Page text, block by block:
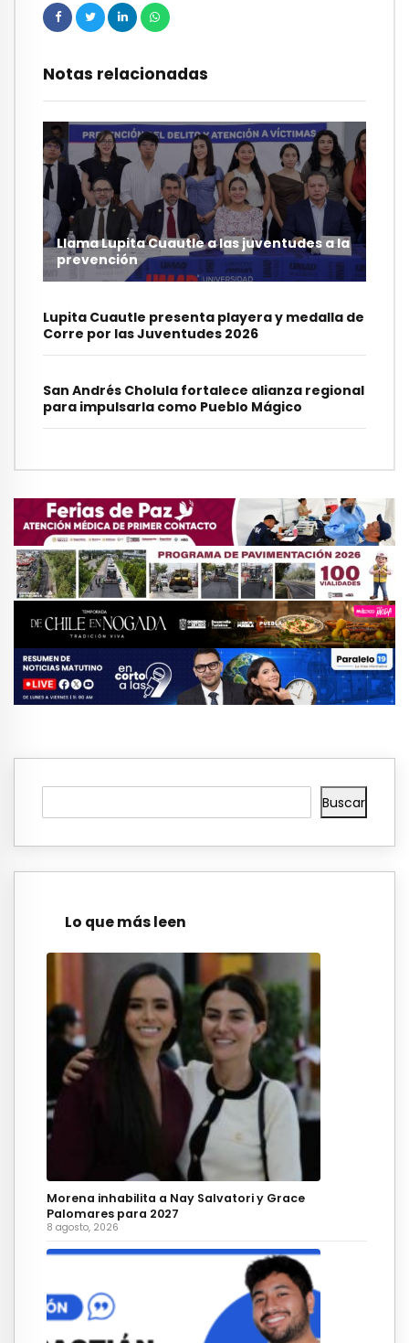
Notas relacionadas
Llama Lupita Cuautle a las juventudes a la
prevención
Lupita Cuautle presenta playera y medalla de
Corre por las Juventudes 2026
San Andrés Cholula fortalece alianza regional
para impulsarla como Pueblo Mágico
Buscar
Lo que más leen
Morena inhabilita a Nay Salvatori y Grace
Palomares para 2027
8 agosto, 2026